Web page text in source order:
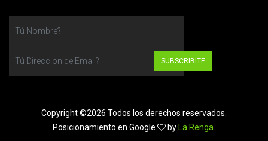
SUBSCRIBITE
Copyright ©2026 Todos los derechos reservados.
Posicionamiento en Google
by La Renga.